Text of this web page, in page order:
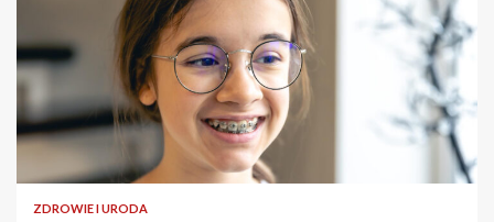
ZDROWIE I URODA